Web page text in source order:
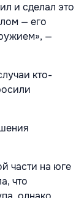
и сделал это
— его
—
кто-
части на юге
что